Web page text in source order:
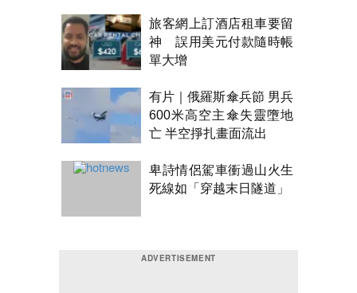
旅客網上訂酒店租車要留
神 誤用美元付款隨時帳
單大增
有片｜俄羅斯傘兵節 男兵
600米高空主傘失靈墮地
亡 半空掙扎畫面流出
卑詩情侶駕車衝過山火生
死線如「穿越末日隧道」